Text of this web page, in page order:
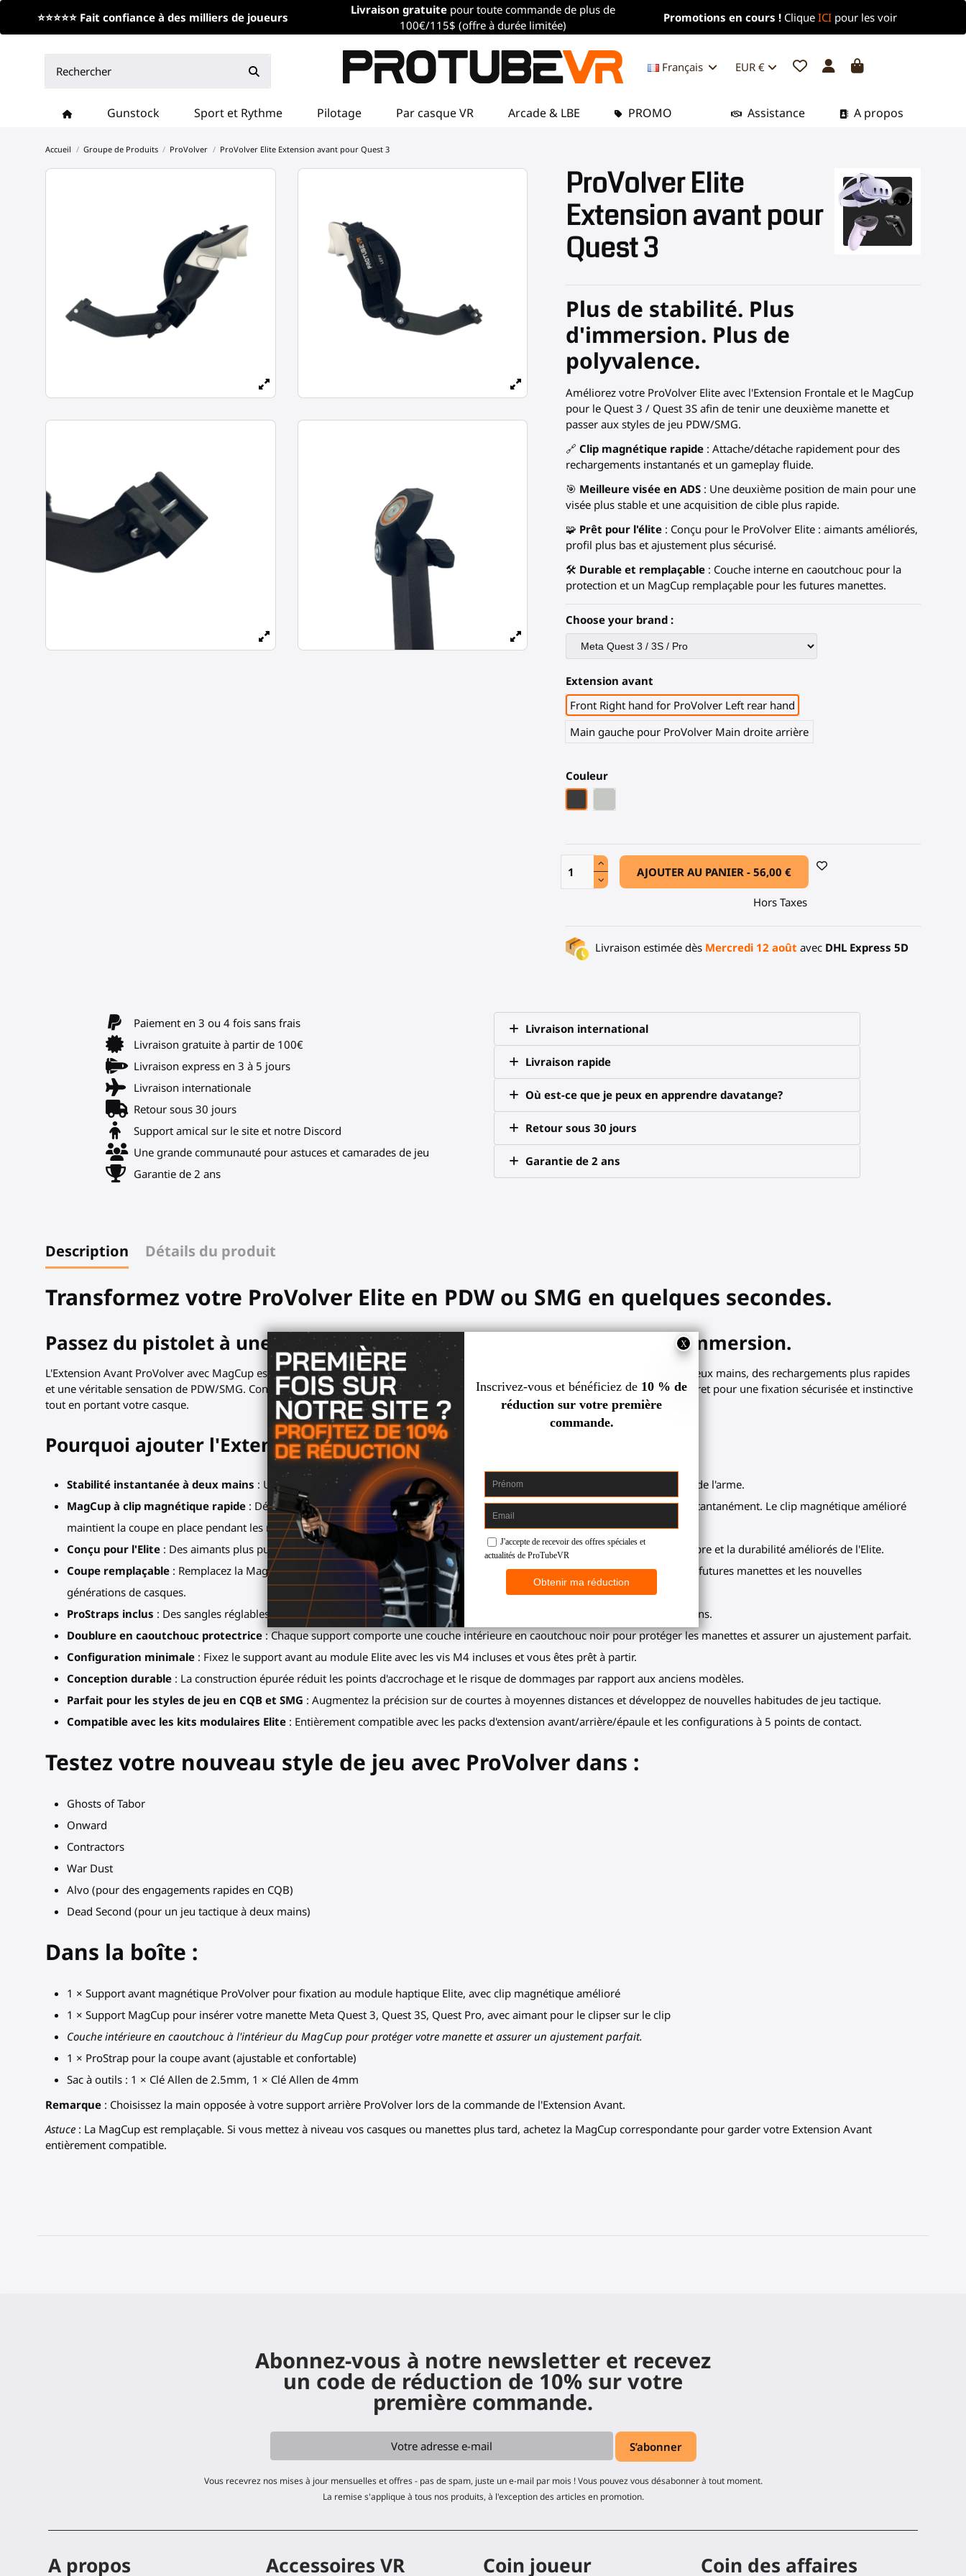
⭐⭐⭐⭐⭐ Fait confiance à des milliers de joueurs
Livraison gratuitepour toute commande de plus de
100€/115$ (offre à durée limitée)
Promotions en cours ! Clique ICI pour les voir
EUR €
Français
Gunstock Sport et Rythme Pilotage Par casque VR Arcade & LBE PROMO A propos
Assistance
Accueil Groupe de Produits ProVolver ProVolver Elite Extension avant pour Quest 3
ProVolver Elite
Extension avant pour
Quest 3
Plus de stabilité. Plus
d'immersion. Plus de
polyvalence.
Améliorez votre ProVolver Elite avec l'Extension Frontale et le MagCup
pour le Quest 3 / Quest 3S afin de tenir une deuxième manetteet
passer aux styles de jeu PDW/SMG.
🔗 Clip magnétique rapide: Attache/détache rapidement pour des
rechargements instantanés et un gameplay fluide.
🎯 Meilleure visée en ADS: Une deuxième position de main pour une
visée plus stable et une acquisition de cible plus rapide.
🧩 Prêt pour l'élite: Conçu pour le ProVolver Elite : aimants améliorés,
profil plus bas et ajustement plus sécurisé.
🛠 Durable et remplaçable: Couche interne en caoutchouc pour la
protection et un MagCup remplaçable pour les futures manettes.
Choose your brand :
Extension avant
Front Right hand for ProVolver Left rear hand
Main gauche pour ProVolver Main droite arrière
Couleur
AJOUTER AU PANIER -56,00 €
Hors Taxes
Livraison estimée dès Mercredi 12 août avec DHL Express 5D
Paiement en 3 ou 4 fois sans frais
Livraison gratuite à partir de 100€
Livraison express en 3 à 5 jours
Livraison internationale
Retour sous 30 jours
Support amical sur le site et notre Discord
Une grande communauté pour astuces et camarades de jeu
Garantie de 2 ans
Livraison international
Livraison rapide
Où est-ce que je peux en apprendre davatange?
Retour sous 30 jours
Garantie de 2 ans
Description Détails du produit
Transformez votre ProVolver Elite en PDW ou SMG en quelques secondes.
Passez du pistolet à une arme de combat rapproché sans perdre en immersion.
L'Extension Avant ProVolver avec MagCup est l'amélioration indispensable pour les utilisateurs Elite qui recherchent un contrôle à deux mains, des rechargements plus rapides
et une véritable sensation de PDW/SMG. Conçu pour le ProVolver Elite, le support avant utilise des aimants améliorés et un clip discret pour une fixation sécurisée et instinctive
tout en portant votre casque.
Pourquoi ajouter l'Extension Avant?
Stabilité instantanée à deux mains : Une deuxième position de main améliore la stabilité en visée et réduit les mouvements de l'arme.
MagCup à clip magnétique rapide : Détachez pour effectuer des rechargements ou des actions secondaires, puis reclipsez instantanément. Le clip magnétique amélioré
maintient la coupe en place pendant les mouvements intenses.
Conçu pour l'Elite : Des aimants plus puissants, un profil plus fin et des points de fixation renforcés s'harmonisent avec l'équilibre et la durabilité améliorés de l'Elite.
Coupe remplaçable : Remplacez la MagCup lorsque vous changez de manettes ou souhaitez un ajustement frais. Prêt pour les futures manettes et les nouvelles
générations de casques.
ProStraps inclus : Des sangles réglables confortables maintiennent la coupe avant stable sur votre main lors de longues sessions.
Doublure en caoutchouc protectrice: Chaque support comporte une couche intérieure en caoutchouc noir pour protéger les manettes et assurer un ajustement parfait.
Configuration minimale : Fixez le support avant au module Elite avec les vis M4 incluses et vous êtes prêt à partir.
Conception durable : La construction épurée réduit les points d'accrochage et le risque de dommages par rapport aux anciens modèles.
Parfait pour les styles de jeu en CQB et SMG : Augmentez la précision sur de courtes à moyennes distances et développez de nouvelles habitudes de jeu tactique.
Compatible avec les kits modulaires Elite : Entièrement compatible avec les packs d'extension avant/arrière/épaule et les configurations à 5 points de contact.
Testez votre nouveau style de jeu avec ProVolver dans :
Ghosts of Tabor
Onward
Contractors
War Dust
Alvo (pour des engagements rapides en CQB)
Dead Second (pour un jeu tactique à deux mains)
Dans la boîte :
1 × Support avant magnétique ProVolver pour fixation au module haptique Elite, avec clip magnétique amélioré
1 × Support MagCup pour insérer votre manette Meta Quest 3, Quest 3S, Quest Pro, avec aimant pour le clipser sur le clip
Couche intérieure en caoutchouc à l'intérieur du MagCup pour protéger votre manette et assurer un ajustement parfait.
1 × ProStrap pour la coupe avant (ajustable et confortable)
Sac à outils : 1 × Clé Allen de 2.5mm, 1 × Clé Allen de 4mm
Remarque : Choisissez la main opposée à votre support arrière ProVolver lors de la commande de l'Extension Avant.
Astuce : La MagCup est remplaçable. Si vous mettez à niveau vos casques ou manettes plus tard, achetez la MagCup correspondante pour garder votre Extension Avant
entièrement compatible.
Abonnez-vous à notre newsletter et recevez
un code de réduction de 10% sur votre
première commande.
Vous recevrez nos mises à jour mensuelles et offres - pas de spam, juste un e-mail par mois ! Vous pouvez vous désabonner à tout moment.
La remise s'applique à tous nos produits, à l'exception des articles en promotion.
A propos Accessoires VR Coin joueur Coin des affaires